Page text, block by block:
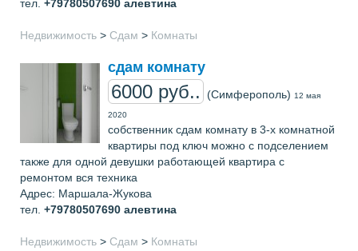
тел. +79780507690 алевтина
Недвижимость > Сдам > Комнаты
сдам комнату
6000 руб.. (Симферополь) 12 мая
2020
собственник сдам комнату в 3-х комнатной
квартиры под ключ можно с подселением
также для одной девушки работающей квартира с
ремонтом вся техника
Адрес: Маршала-Жукова
тел. +79780507690 алевтина
Недвижимость > Сдам > Комнаты